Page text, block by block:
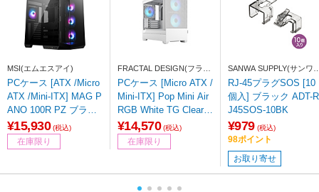
MSI(エムエスアイ)
PCケース [ATX /Micro
ATX /Mini-ITX] MAG P
ANO 100R PZ ブラッ
ク
¥15,930 (税込)
在庫限り
FRACTAL DESIGN(フラク
タルデザイン)
PCケース [Micro ATX /
Mini-ITX] Pop Mini Air
RGB White TG Clear T
int ホワイト FD-C-PO
R1M-01
¥14,570 (税込)
在庫限り
SANWA SUPPLY(サンワ
プライ)
RJ-45プラグSOS [10
個入] ブラック ADT-R
J45SOS-10BK
¥979 (税込)
98ポイント
お取り寄せ